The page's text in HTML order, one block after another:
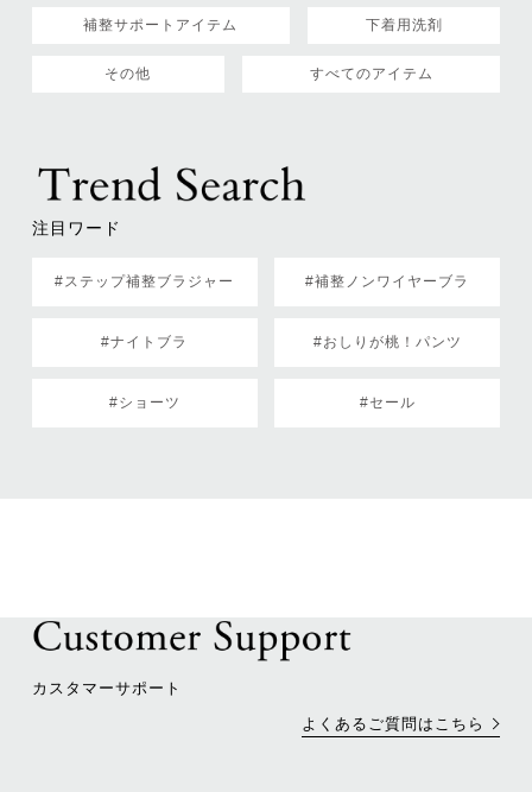
補整サポートアイテム 下着用洗剤
その他 すべてのアイテム
注目ワード
#ステップ補整ブラジャー #補整ノンワイヤーブラ
#ナイトブラ #おしりが桃！パンツ
#ショーツ #セール
カスタマーサポート
よくあるご質問はこちら